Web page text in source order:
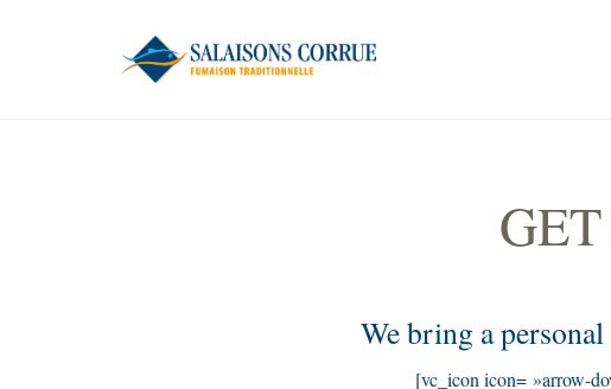
We bring a
[vc_icon icon= »arrow-